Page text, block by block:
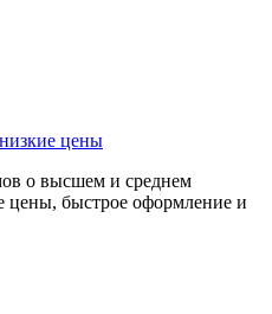
цены
о высшем и среднем
цены, быстрое оформление и